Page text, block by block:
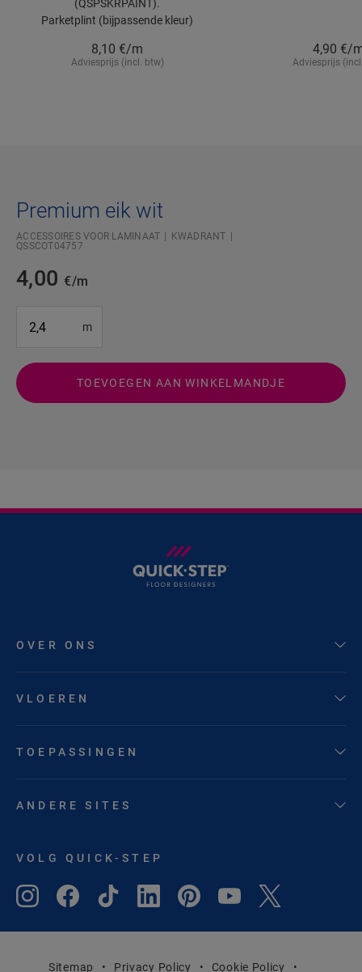
(QSPSKRPAINT).
Parketplint (bijpassende kleur)
8,10 €/m
Adviesprijs (incl. btw)
4,90 €/
Adviesprijs
Premium eik wit
ACCESSOIRES VOOR LAMINAAT
KWADRANT
QSSCOT04757
4,00€/m
m
TOEVOEGEN AAN WINKELMANDJE
OVER ONS
VLOEREN
TOEPASSINGEN
ANDERE SITES
VOLG QUICK-STEP
Sitemap Privacy Policy Cookie Policy